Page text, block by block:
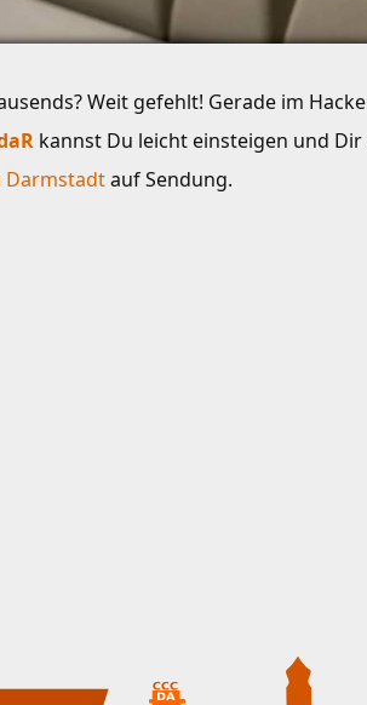
Weit gefehlt! Gerade im
kannst Du leicht einsteigen und
Darmstadtauf Sendung.